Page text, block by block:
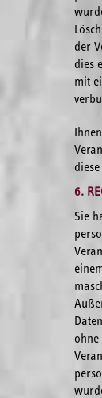
der
dies
mit
6.
Sie
ohne